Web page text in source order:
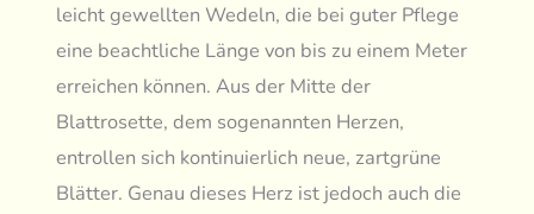
leicht gewellten Wedeln, die bei guter Pflege
eine beachtliche Länge von bis zu einem Meter
erreichen können. Aus der Mitte der
Blattrosette, dem sogenannten Herzen,
entrollen sich kontinuierlich neue, zartgrüne
Blätter. Genau dieses Herz ist jedoch auch die